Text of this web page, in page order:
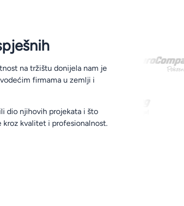
na tržištu donijela nam je
firmama u zemlji i
dio njihovih projekata i što
kroz kvalitet i profesionalnost.